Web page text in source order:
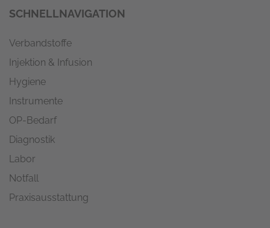
SCHNELLNAVIGATION
Verbandstoffe
Injektion & Infusion
Hygiene
Instrumente
OP-Bedarf
Diagnostik
Labor
Notfall
Praxisausstattung